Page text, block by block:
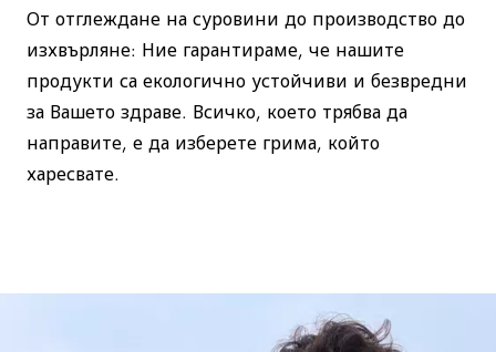
От отглеждане на суровини до производство до
изхвърляне: Ние гарантираме, че нашите
продукти са екологично устойчиви и безвредни
за Вашето здраве. Всичко, което трябва да
направите, е да изберете грима, който
харесвате.